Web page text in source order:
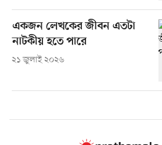
একজন লেখকের জীবন এতটা
নাটকীয় হতে পারে
২১ জুলাই ২০২৬